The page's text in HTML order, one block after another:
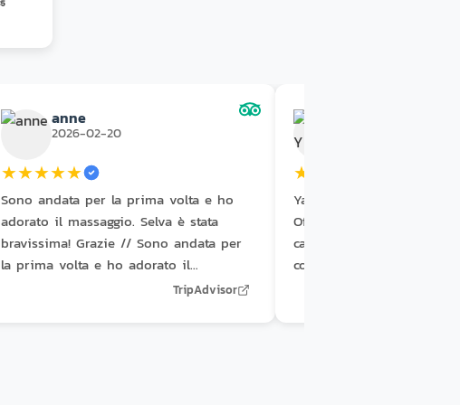
anne
2026-02-20
★★★★★
Sono andata per la prima volta e ho
adorato il massaggio. Selva è stata
bravissima! Grazie // Sono andata per
la prima volta e ho adorato il
massaggio. Jungle è stata bravissima!
TripAdvisor
★
Yacu è molto premurosa
Offre servizi eccezionali
capacità sono davvero
consiglio vivamente a